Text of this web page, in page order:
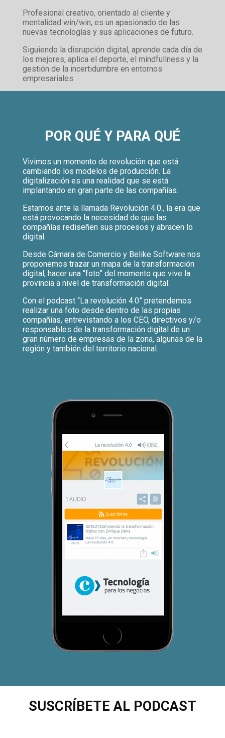
Profesional creativo, orientado al cliente y
mentalidad win/win, es un apasionado de las
nuevas tecnologías y sus aplicaciones de futuro.
Siguiendo la disrupción digital, aprende cada día de
los mejores, aplica el deporte, el mindfullness y la
gestión de la incertidumbre en entornos
empresariales.
POR QUÉ Y PARA QUÉ
Vivimos un momento de revolución que está
cambiando los modelos de producción. La
digitalización es una realidad que se está
implantando en gran parte de las compañías.
Estamos ante la llamada Revolución 4.0., la era que
está provocando la necesidad de que las
compañías rediseñen sus procesos y abracen lo
digital.
Desde Cámara de Comercio y Belike Software nos
proponemos trazar un mapa de la transformación
digital, hacer una “foto” del momento que vive la
provincia a nivel de transformación digital.
Con el podcast “La revolución 4.0” pretendemos
realizar una foto desde dentro de las propias
compañías, entrevistando a los CEO, directivos y/o
responsables de la transformación digital de un
gran número de empresas de la zona, algunas de la
región y también del territorio nacional.
SUSCRÍBETE AL PODCAST